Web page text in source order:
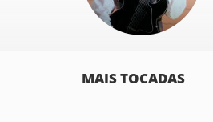
MAIS TOCADAS